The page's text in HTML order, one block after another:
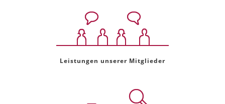
Leistungen unserer Mitglieder